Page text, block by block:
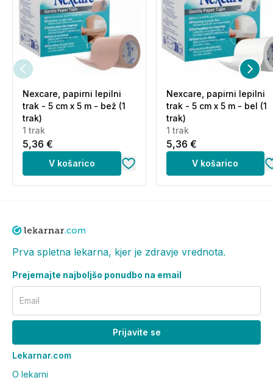
Nexcare, papirni lepilni
trak - 5 cm x 5 m - bež (1
trak)
1 trak
5,36 €
V košarico
Nexcare, papirni lepilni
trak - 5 cm x 5 m - bel (1
trak)
1 trak
5,36 €
V košarico
Prva spletna lekarna, kjer je zdravje vrednota.
Prejemajte najboljšo ponudbo na email
Email
Prijavite se
Lekarnar.com
O lekarni